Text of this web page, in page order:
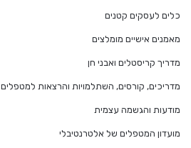
כלים לעסקים קטנים
מאמנים אישיים מומלצים
מדריך קריסטלים ואבני חן
מדריכים, קורסים, השתלמויות והרצאות למטפלים
מודעות והגשמה עצמית
מועדון המטפלים של אלטרנטיבלי